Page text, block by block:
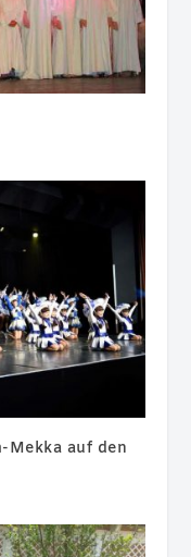
Mekka auf den